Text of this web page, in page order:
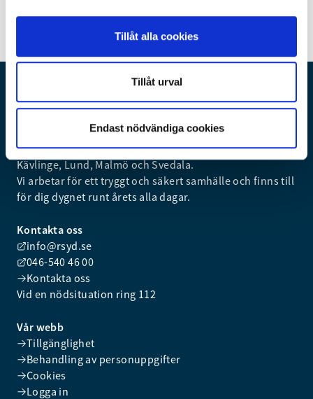
Tillåt alla cookies
Tillåt urval
Endast nödvändiga cookies
Pressmeddelande 06 juni 2024, Kl 23:40
Vi är räddningstjänsten i kommunerna Burlöv, Eslöv,
Kävlinge, Lund, Malmö och Svedala.
Vi arbetar för ett tryggt och säkert samhälle och finns till
för dig dygnet runt årets alla dagar.
Kontakta oss
info@rsyd.se
046-540 46 00
Kontakta oss
Vid en nödsituation ring 112
Vår webb
Tillgänglighet
Behandling av personuppgifter
Cookies
Logga in